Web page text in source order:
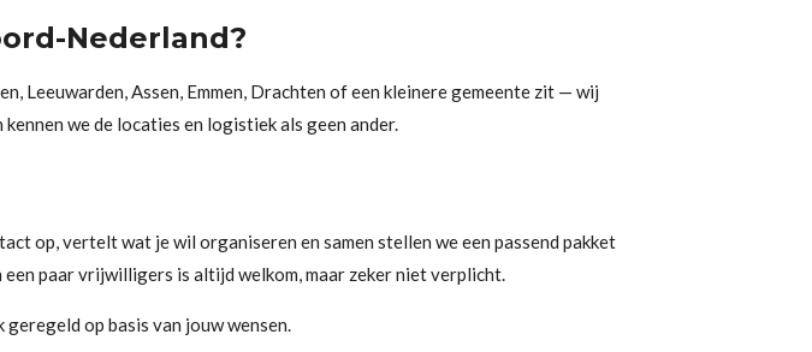
Nederland?
Leeuwarden, Assen, Emmen, Drachten of een kleinere gemeente zit — wij
we de locaties en logistiek als geen ander.
op, vertelt wat je wil organiseren en samen stellen we een passend pakket
paar vrijwilligers is altijd welkom, maar zeker niet verplicht.
op basis van jouw wensen.